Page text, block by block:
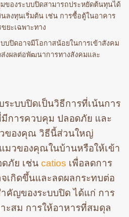
ของระบบปิดสามารถประหยัดต้นทุนได้
ลงทุนเริ่มต้น เช่น การซื้อตู้ในอาคาร
ยะเฉพาะทาง
บปิดอาจมีโอกาสน้อยในการเข้าสังคม
งผลต่อพัฒนาการทางสังคมและ
ะบบปิดเป็นวิธีการที่เน้นการ
การควบคุม ปลอดภัย และ
ของคุณ วิธีนี้ส่วนใหญ่
มวของคุณในบ้านหรือให้เข้า
ดภัย เช่น catios เพื่อลดการ
เกิดขึ้นและลดผลกระทบต่อ
คัญของระบบปิด ได้แก่ การ
ะสม การให้อาหารที่สมดุล